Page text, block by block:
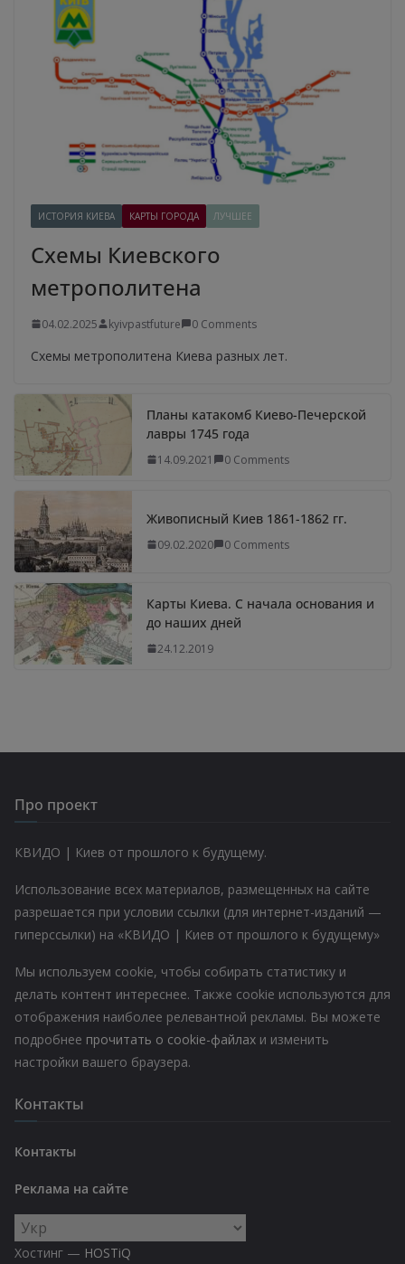
ИСТОРИЯ КИЕВА КАРТЫ ГОРОДА ЛУЧШЕЕ
Схемы Киевского
метрополитена
04.02.2025 kyivpastfuture 0 Comments
Схемы метрополитена Киева разных лет.
Планы катакомб Киево-Печерской
лавры 1745 года
14.09.2021 0 Comments
Живописный Киев 1861-1862 гг.
09.02.2020 0 Comments
Карты Киева. С начала основания и
до наших дней
24.12.2019
Про проект
КВИДО | Киев от прошлого к будущему.
Использование всех материалов, размещенных на сайте
разрешается при условии ссылки (для интернет-изданий —
гиперссылки) на «КВИДО | Киев от прошлого к будущему»
Мы используем cookie, чтобы собирать статистику и
делать контент интереснее. Также cookie используются для
отображения наиболее релевантной рекламы. Вы можете
подробнее прочитать о cookie-файлах и изменить
настройки вашего браузера.
Контакты
Контакты
Реклама на сайте
Выбрать
язык
Хостинг — HOSTiQ